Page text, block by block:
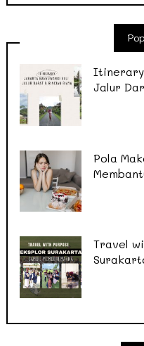
Itinerary
Jalur
Pola
Travel